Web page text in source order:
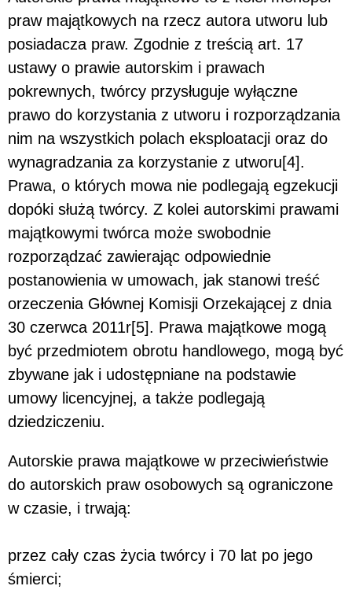
praw majątkowych na rzecz autora utworu lub
posiadacza praw. Zgodnie z treścią art. 17
ustawy o prawie autorskim i prawach
pokrewnych, twórcy przysługuje wyłączne
prawo do korzystania z utworu i rozporządzania
nim na wszystkich polach eksploatacji oraz do
wynagradzania za korzystanie z utworu[4].
Prawa, o których mowa nie podlegają egzekucji
dopóki służą twórcy. Z kolei autorskimi prawami
majątkowymi twórca może swobodnie
rozporządzać zawierając odpowiednie
postanowienia w umowach, jak stanowi treść
orzeczenia Głównej Komisji Orzekającej z dnia
30 czerwca 2011r[5]. Prawa majątkowe mogą
być przedmiotem obrotu handlowego, mogą być
zbywane jak i udostępniane na podstawie
umowy licencyjnej, a także podlegają
dziedziczeniu.
Autorskie prawa majątkowe w przeciwieństwie
do autorskich praw osobowych są ograniczone
w czasie, i trwają:
przez cały czas życia twórcy i 70 lat po jego
śmierci;